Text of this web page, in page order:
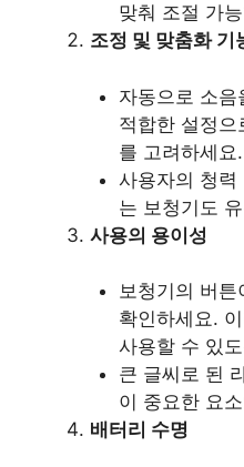
맞춰 조절 가
조정 및 맞춤화 기
자동으로 소음
적합한 설정으
를 고려하세요.
사용자의 청력
는 보청기도
사용의 용이성
보청기의 버튼
확인하세요.
사용할 수 있
큰 글씨로 된
이 중요한 요
배터리 수명